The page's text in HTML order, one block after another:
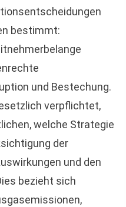
bestimmt:
und Bestechung.
verpflichtet,
welche Strategie
der
und den
bezieht sich